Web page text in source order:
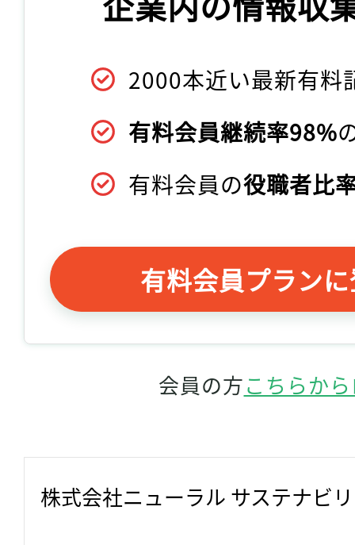
2000本近い最新有料
有料会員継続率98%
有料会員の役職者比
有料会員プラン
会員の方こちらか
株式会社ニューラル サステナビ